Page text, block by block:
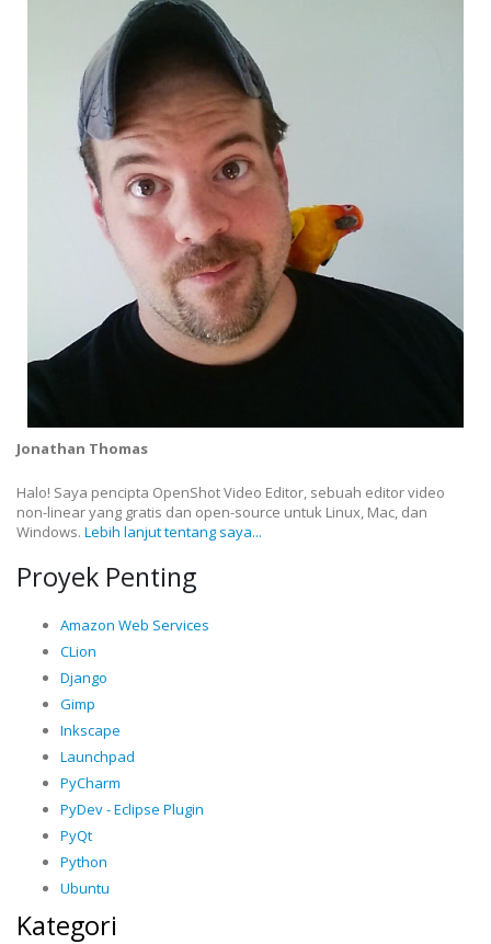
Jonathan Thomas
Halo! Saya pencipta OpenShot Video Editor, sebuah editor video
non-linear yang gratis dan open-source untuk Linux, Mac, dan
Windows. Lebih lanjut tentang saya...
Proyek Penting
Amazon Web Services
CLion
Django
Gimp
Inkscape
Launchpad
PyCharm
PyDev - Eclipse Plugin
PyQt
Python
Ubuntu
Kategori